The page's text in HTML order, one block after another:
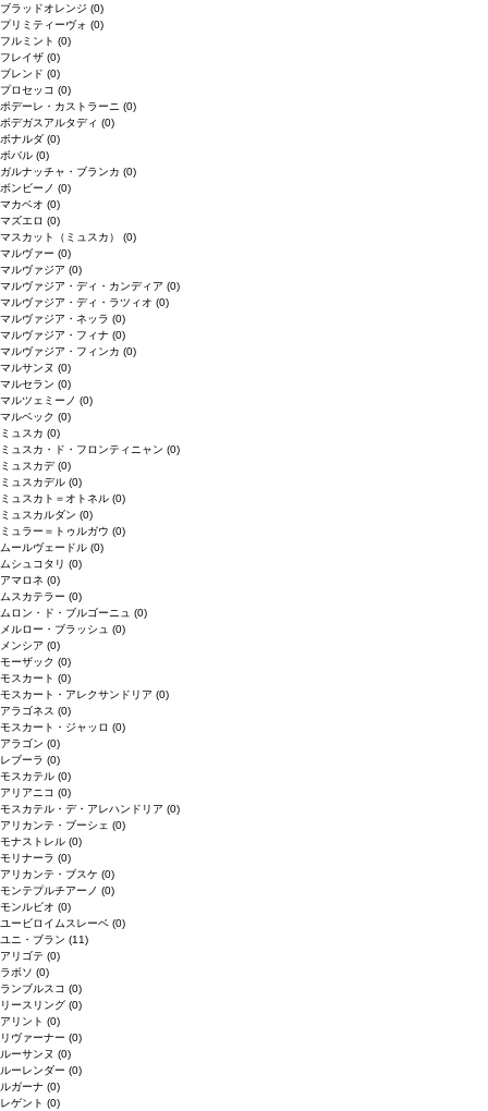
ブラッドオレンジ (0)
プリミティーヴォ (0)
フルミント (0)
フレイザ (0)
ブレンド (0)
プロセッコ (0)
ポデーレ・カストラーニ (0)
ボデガスアルタディ (0)
ボナルダ (0)
ボバル (0)
ガルナッチャ・ブランカ (0)
ボンビーノ (0)
マカベオ (0)
マズエロ (0)
マスカット（ミュスカ） (0)
マルヴァー (0)
マルヴァジア (0)
マルヴァジア・ディ・カンディア (0)
マルヴァジア・ディ・ラツィオ (0)
マルヴァジア・ネッラ (0)
マルヴァジア・フィナ (0)
マルヴァジア・フィンカ (0)
マルサンヌ (0)
マルセラン (0)
マルツェミーノ (0)
マルベック (0)
ミュスカ (0)
ミュスカ・ド・フロンティニャン (0)
ミュスカデ(0)
ミュスカデル (0)
ミュスカト＝オトネル (0)
ミュスカルダン (0)
ミュラー＝トゥルガウ (0)
ムールヴェードル (0)
ムシュコタリ (0)
アマロネ (0)
ムスカテラー (0)
ムロン・ド・ブルゴーニュ (0)
メルロー・ブラッシュ (0)
メンシア (0)
モーザック (0)
モスカート (0)
モスカート・アレクサンドリア (0)
アラゴネス (0)
モスカート・ジャッロ (0)
アラゴン (0)
レブーラ (0)
モスカテル (0)
アリアニコ (0)
モスカテル・デ・アレハンドリア (0)
アリカンテ・ブーシェ (0)
モナストレル (0)
モリナーラ (0)
アリカンテ・ブスケ (0)
モンテプルチアーノ (0)
モンルビオ (0)
ユービロイムスレーベ (0)
ユニ・ブラン (11)
アリゴテ (0)
ラボソ (0)
ランブルスコ (0)
リースリング (0)
アリント (0)
リヴァーナー (0)
ルーサンヌ (0)
ルーレンダー (0)
ルガーナ (0)
レゲント (0)